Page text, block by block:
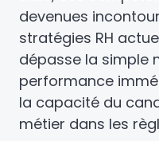
devenues
stratégies RH
dépasse la simple
performance
la capacité du
métier dans les